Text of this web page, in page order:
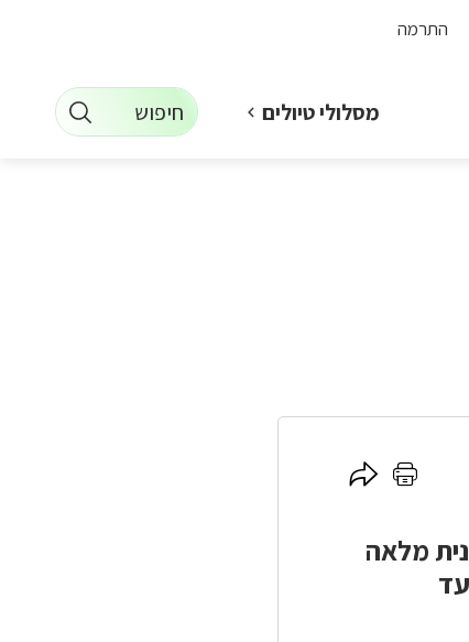
התרמה
מסלולי טיולים חיפוש
לחץ
לחץ
מלאה